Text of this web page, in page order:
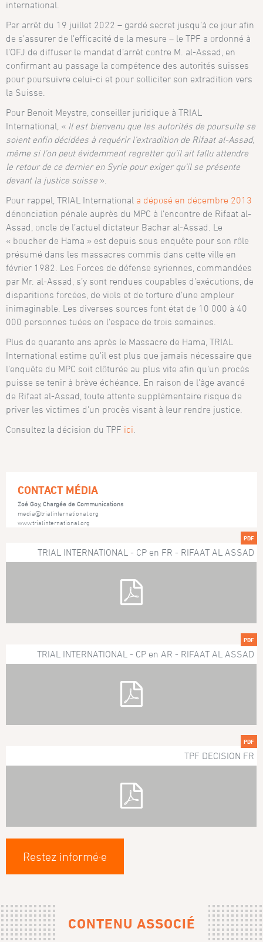
international.
Par arrêt du 19 juillet 2022 – gardé secret jusqu’à ce jour afin
de s’assurer de l’efficacité de la mesure – le TPF a ordonné à
l’OFJ de diffuser le mandat d’arrêt contre M. al-Assad, en
confirmant au passage la compétence des autorités suisses
pour poursuivre celui-ci et pour solliciter son extradition vers
la Suisse.
Pour Benoit Meystre, conseiller juridique à TRIAL
International, « Il est bienvenu que les autorités de poursuite se
soient enfin décidées à requérir l’extradition de Rifaat al-Assad,
même si l’on peut évidemment regretter qu’il ait fallu attendre
le retour de ce dernier en Syrie pour exiger qu’il se présente
devant la justice suisse ».
Pour rappel, TRIAL International a déposé en décembre 2013
dénonciation pénale auprès du MPC à l’encontre de Rifaat al-
Assad, oncle de l’actuel dictateur Bachar al-Assad. Le
« boucher de Hama » est depuis sous enquête pour son rôle
présumé dans les massacres commis dans cette ville en
février 1982. Les Forces de défense syriennes, commandées
par Mr. al-Assad, s’y sont rendues coupables d’exécutions, de
disparitions forcées, de viols et de torture d’une ampleur
inimaginable. Les diverses sources font état de 10 000 à 40
000 personnes tuées en l’espace de trois semaines.
Plus de quarante ans après le Massacre de Hama, TRIAL
International estime qu’il est plus que jamais nécessaire que
l’enquête du MPC soit clôturée au plus vite afin qu’un procès
puisse se tenir à brève échéance. En raison de l’âge avancé
de Rifaat al-Assad, toute attente supplémentaire risque de
priver les victimes d’un procès visant à leur rendre justice.
Consultez la décision du TPF ici
CONTACT MÉDIA
Zoé Goy, Chargée de Communications
media@trialinternational.org
www.trialinternational.org
PDF
TRIAL INTERNATIONAL - CP en FR - RIFAAT AL ASSAD
PDF
TRIAL INTERNATIONAL - CP en AR - RIFAAT AL ASSAD
PDF
TPF DECISION FR
Restez informé·e
CONTENU ASSOCIÉ